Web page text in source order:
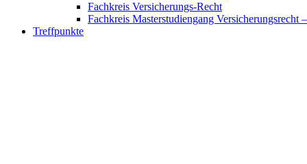
Fachkreis Versicherungs-Recht
Fachkreis Masterstudiengang Versicherungsrecht
Treffpunkte